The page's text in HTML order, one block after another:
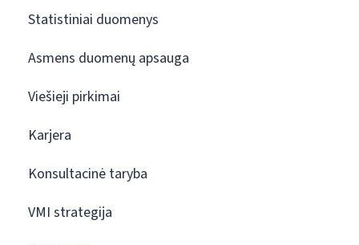
Statistiniai duomenys
Asmens duomenų apsauga
Viešieji pirkimai
Karjera
Konsultacinė taryba
VMI strategija